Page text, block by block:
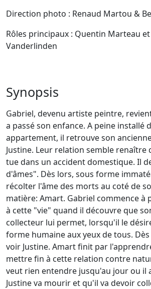
Direction photo : Renaud Martou &
Rôles principaux : Quentin Marteau
Vanderlinden
Synopsis
Gabriel, devenu artiste peintre,
a passé son enfance. A peine installé
appartement, il retrouve son
Justine. Leur relation semble renaître
tue dans un accident domestique. Il
d'âmes". Dès lors, sous forme
récolter l'âme des morts au coté de
matière: Amart. Gabriel commence à
à cette "vie" quand il découvre que
collecteur lui permet, lorsqu'il le
forme humaine aux yeux de tous.
voir Justine. Amart finit par
mettre fin à cette relation contre
veut rien entendre jusqu'au jour ou il
Justine va mourir et qu'il va devoir